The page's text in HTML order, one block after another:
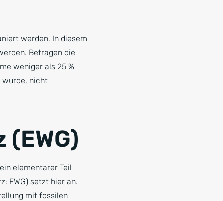
werden. In diesem
Betragen die
weniger als 25 %
wurde, nicht
elementarer Teil
EWG) setzt hier an.
mit fossilen